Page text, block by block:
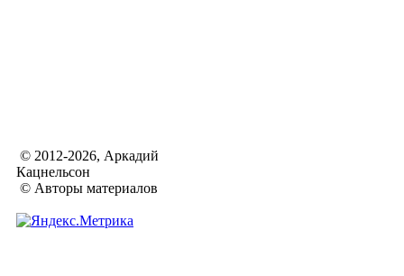
© 2012-2026, Аркадий
Кацнельсон
© Авторы материалов